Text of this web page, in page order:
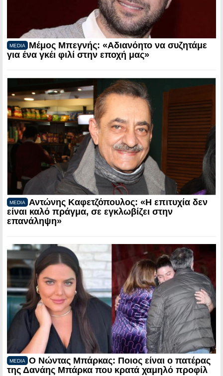
MEDIA
Μέμος Μπεγνής: «Αδιανόητο να συζητάμε
για ένα γκέι φιλί στην εποχή μας»
MEDIA
Αντώνης Καφετζόπουλος: «Η επιτυχία δεν
είναι καλό πράγμα, σε εγκλωβίζει στην
επανάληψη»
MEDIA
Ο Νώντας Μπάρκας: Ποιος είναι ο πατέρας
της Δανάης Μπάρκα που κρατά χαμηλό προφίλ